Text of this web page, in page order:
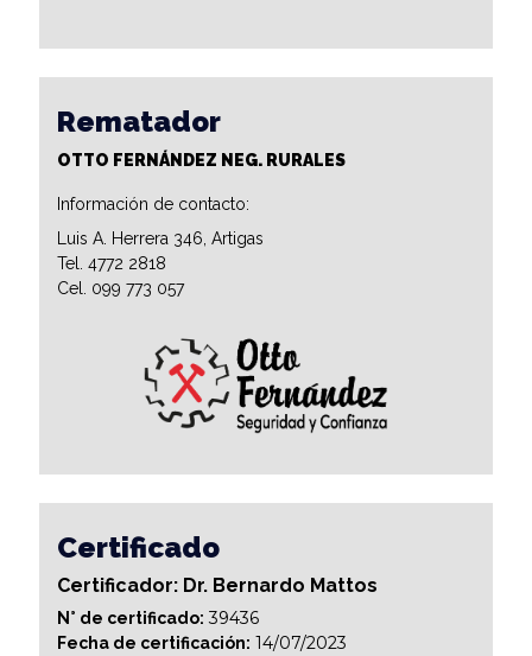
Rematador
OTTO FERNÁNDEZ NEG. RURALES
Información de contacto:
Luis A. Herrera 346, Artigas
Tel. 4772 2818
Cel. 099 773 057
Certificado
Certificador: Dr. Bernardo Mattos
N° de certificado: 39436
Fecha de certificación: 14/07/2023